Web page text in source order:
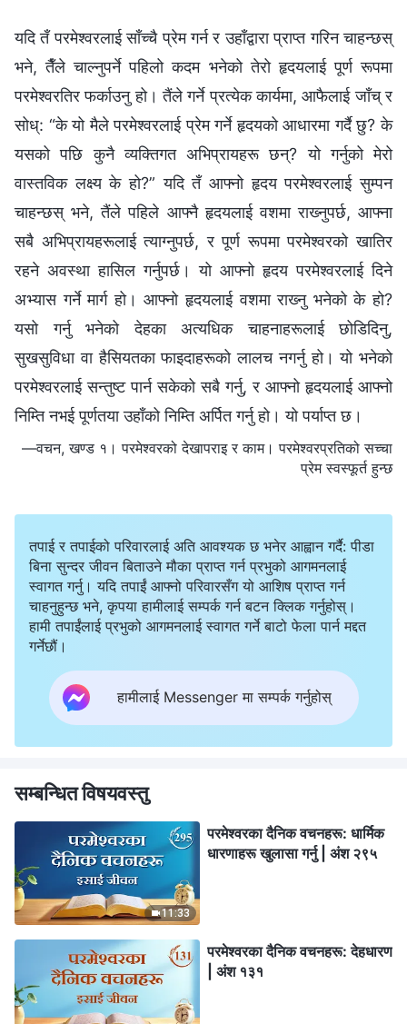
यदि तँ परमेश्‍वरलाई साँच्‍चै प्रेम गर्न र उहाँद्वारा प्राप्त गरिन चाहन्छस्
भने, तैँले चाल्नुपर्ने पहिलो कदम भनेको तेरो हृदयलाई पूर्ण रूपमा
परमेश्‍वरतिर फर्काउनु हो। तैंले गर्ने प्रत्येक कार्यमा, आफैलाई जाँच् र
सोध्: “के यो मैले परमेश्‍वरलाई प्रेम गर्ने हृदयको आधारमा गर्दै छु? के
यसको पछि कुनै व्यक्तिगत अभिप्रायहरू छन्? यो गर्नुको मेरो
वास्तविक लक्ष्य के हो?” यदि तँ आफ्नो हृदय परमेश्‍वरलाई सुम्पन
चाहन्छस् भने, तैंले पहिले आफ्नै हृदयलाई वशमा राख्‍नुपर्छ, आफ्ना
सबै अभिप्रायहरूलाई त्याग्‍नुपर्छ, र पूर्ण रूपमा परमेश्‍वरको खातिर
रहने अवस्था हासिल गर्नुपर्छ। यो आफ्नो हृदय परमेश्‍वरलाई दिने
अभ्यास गर्ने मार्ग हो। आफ्‍नो हृदयलाई वशमा राख्‍नु भनेको के हो?
यसो गर्नु भनेको देहका अत्यधिक चाहनाहरूलाई छोडिदिनु,
सुखसुविधा वा हैसियतका फाइदाहरूको लालच नगर्नु हो। यो भनेको
परमेश्‍वरलाई सन्तुष्ट पार्न सकेको सबै गर्नु, र आफ्‍नो हृदयलाई आफ्नो
निम्ति नभई पूर्णतया उहाँको निम्ति अर्पित गर्नु हो। यो पर्याप्त छ।
—वचन, खण्ड १। परमेश्‍वरको देखापराइ र काम। परमेश्‍वरप्रतिको सच्‍चा
प्रेम स्वस्फूर्त हुन्छ
तपाई र तपाईको परिवारलाई अति आवश्यक छ भनेर आह्वान गर्दै: पीडा
बिना सुन्दर जीवन बिताउने मौका प्राप्त गर्न प्रभुको आगमनलाई
स्वागत गर्नु। यदि तपाईं आफ्नो परिवारसँग यो आशिष प्राप्त गर्न
चाहनुहुन्छ भने, कृपया हामीलाई सम्पर्क गर्न बटन क्लिक गर्नुहोस्।
हामी तपाईंलाई प्रभुको आगमनलाई स्वागत गर्ने बाटो फेला पार्न मद्दत
गर्नेछौं।
हामीलाई Messenger मा सम्पर्क गर्नुहोस्
सम्बन्धित विषयवस्तु
11:33
परमेश्‍वरका दैनिक वचनहरू: धार्मिक
धारणाहरू खुलासा गर्नु | अंश २९५
परमेश्‍वरका दैनिक वचनहरू: देहधारण
| अंश १३१